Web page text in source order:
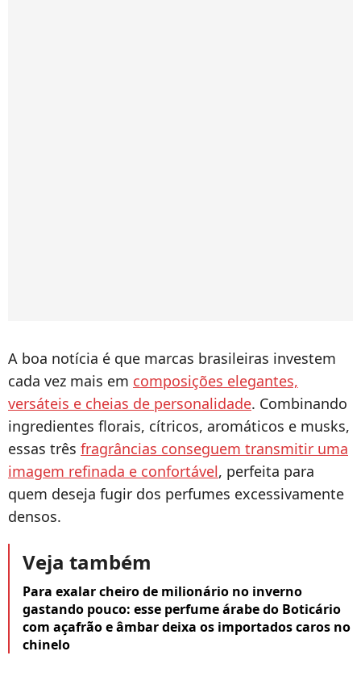
A boa notícia é que marcas brasileiras investem
cada vez mais em composições elegantes,
versáteis e cheias de personalidade. Combinando
ingredientes florais, cítricos, aromáticos e musks,
essas três fragrâncias conseguem transmitir uma
imagem refinada e confortável, perfeita para
quem deseja fugir dos perfumes excessivamente
densos.
Veja também
Para exalar cheiro de milionário no inverno
gastando pouco: esse perfume árabe do Boticário
com açafrão e âmbar deixa os importados caros no
chinelo